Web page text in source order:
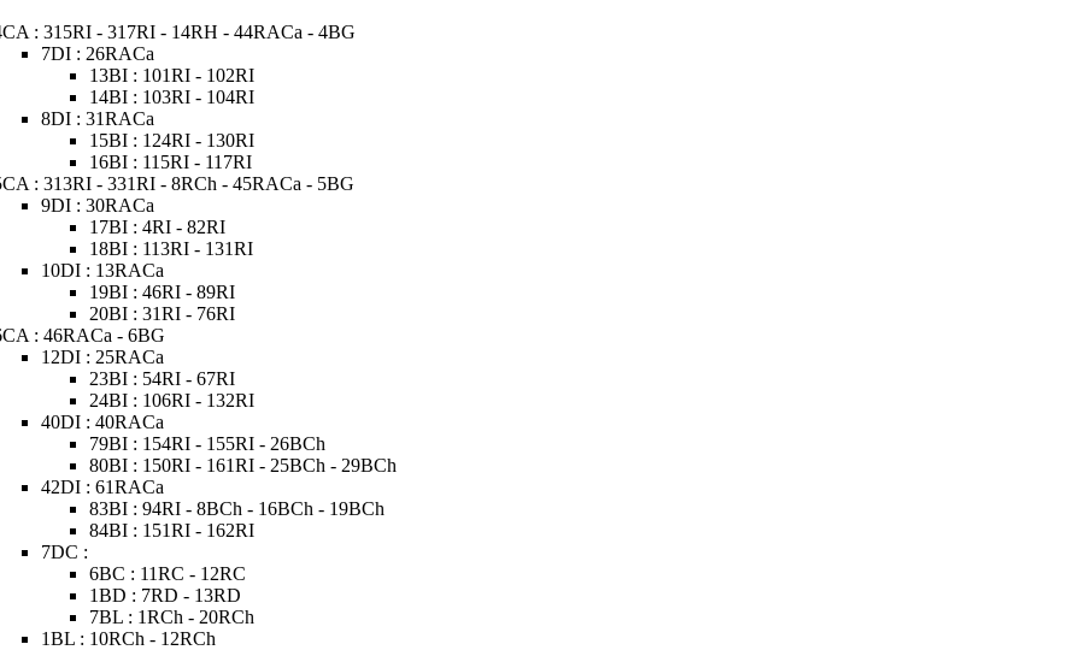
: 315RI - 317RI - 14RH - 44RACa - 4BG
7DI : 26RACa
13BI : 101RI - 102RI
14BI : 103RI - 104RI
8DI : 31RACa
15BI : 124RI - 130RI
16BI : 115RI - 117RI
: 313RI - 331RI - 8RCh - 45RACa - 5BG
9DI : 30RACa
17BI : 4RI - 82RI
18BI : 113RI - 131RI
10DI : 13RACa
19BI : 46RI - 89RI
20BI : 31RI - 76RI
: 46RACa - 6BG
12DI : 25RACa
23BI : 54RI - 67RI
24BI : 106RI - 132RI
40DI : 40RACa
79BI : 154RI - 155RI - 26BCh
80BI : 150RI - 161RI - 25BCh - 29BCh
42DI : 61RACa
83BI : 94RI - 8BCh - 16BCh - 19BCh
84BI : 151RI - 162RI
7DC :
6BC : 11RC - 12RC
1BD : 7RD - 13RD
7BL : 1RCh - 20RCh
1BL : 10RCh - 12RCh